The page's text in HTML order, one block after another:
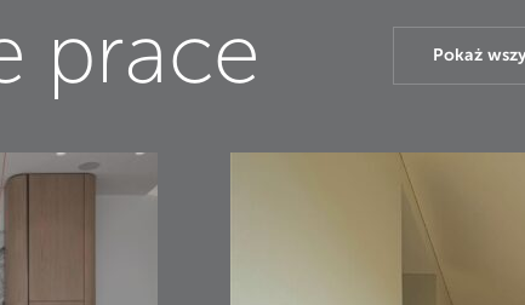
prace Pokaż